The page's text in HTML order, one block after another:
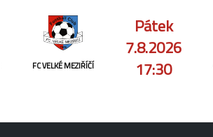
FC VELKÉ MEZIŘÍČÍ
Pátek
7.8.2026
17:30